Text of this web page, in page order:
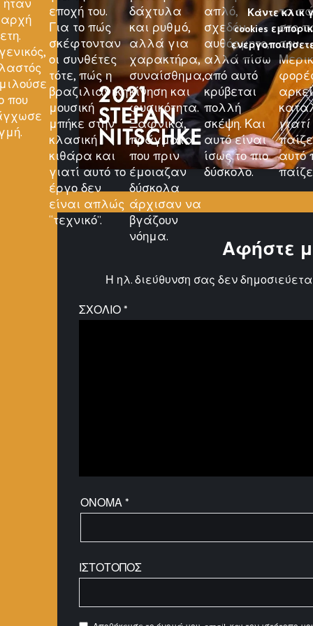
ήταν
που
εποχή του.
Για το πώς
σκέφτονταν
οι συνθέτες
τότε, πώς η
βραζιλιάνικη
μουσική
μπήκε στην
κλασική
κιθάρα και
γιατί αυτό το
έργο δεν
είναι απλώς
“τεχνικό”.
δάχτυλα
και ρυθμό,
αλλά για
χαρακτήρα,
συναίσθημα,
κίνηση και
φυσικότητα.
Ξαφνικά,
πράγματα
που πριν
έμοιαζαν
δύσκολα
άρχισαν να
βγάζουν
νόημα.
απλό,
σχεδόν
αυθόρμητο,
αλλά πίσω
από αυτό
κρύβεται
πολλή
σκέψη. Και
αυτό είναι
ίσως το πιο
δύσκολο.
τα
στο
σου.
γιατί
αυτό
Κάντε κλικ
cookies
Αφήστε
Η ηλ. διεύθυνση σας δεν
ΣΧΌΛΙΟ*
ΌΝΟΜΑ *
ΙΣΤΌΤΟΠΟΣ